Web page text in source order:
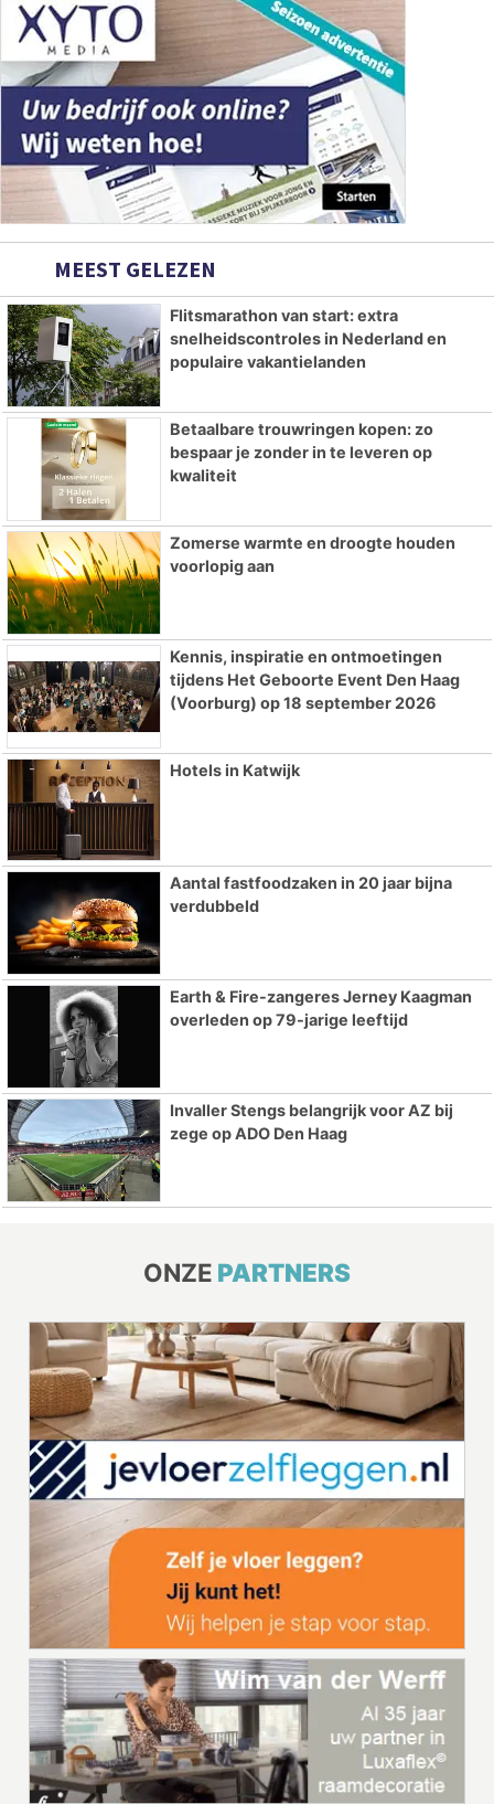
MEEST GELEZEN
Flitsmarathon van start: extra
snelheidscontroles in Nederland en
populaire vakantielanden
Betaalbare trouwringen kopen: zo
bespaar je zonder in te leveren op
kwaliteit
Zomerse warmte en droogte houden
voorlopig aan
Kennis, inspiratie en ontmoetingen
tijdens Het Geboorte Event Den Haag
(Voorburg) op 18 september 2026
Hotels in Katwijk
Aantal fastfoodzaken in 20 jaar bijna
verdubbeld
Earth & Fire-zangeres Jerney Kaagman
overleden op 79-jarige leeftijd
Invaller Stengs belangrijk voor AZ bij
zege op ADO Den Haag
ONZE PARTNERS